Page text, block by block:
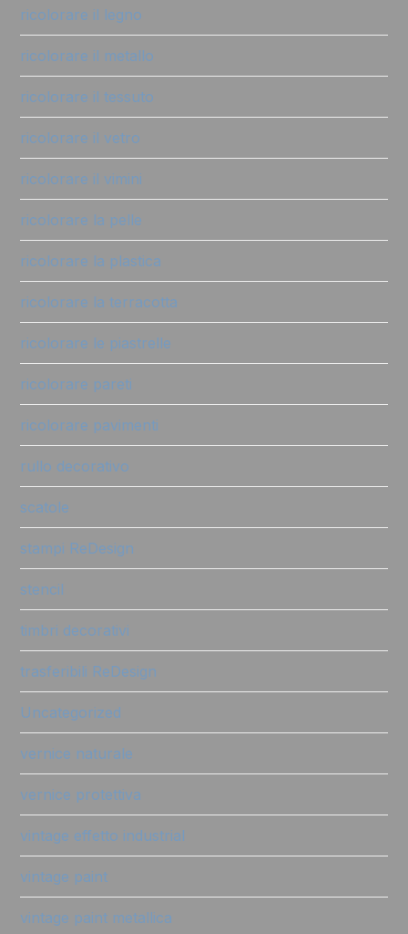
ricolorare il legno
ricolorare il metallo
ricolorare il tessuto
ricolorare il vetro
ricolorare il vimini
ricolorare la pelle
ricolorare la plastica
ricolorare la terracotta
ricolorare le piastrelle
ricolorare pareti
ricolorare pavimenti
rullo decorativo
scatole
stampi ReDesign
stencil
timbri decorativi
trasferibili ReDesign
Uncategorized
vernice naturale
vernice protettiva
vintage effetto industrial
vintage paint
vintage paint metallica